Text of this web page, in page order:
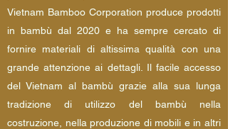
Vietnam Bamboo Corporation produce prodotti
in bambù dal 2020 e ha sempre cercato di
fornire materiali di altissima qualità con una
grande attenzione ai dettagli. Il facile accesso
del Vietnam al bambù grazie alla sua lunga
tradizione di utilizzo del bambù nella
costruzione, nella produzione di mobili e in altri